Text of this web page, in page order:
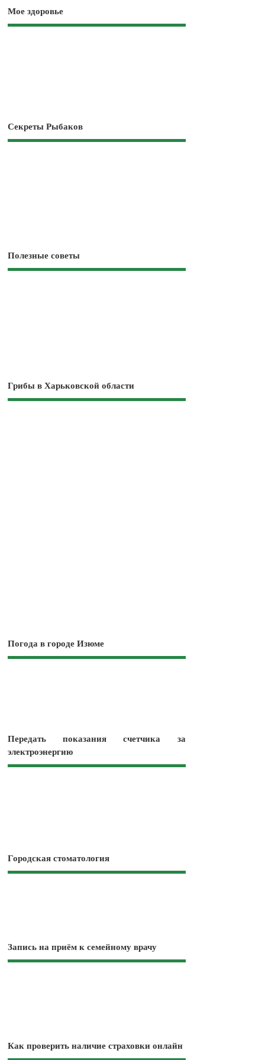
Мое здоровье
Секреты Рыбаков
Полезные советы
Грибы в Харьковской области
Погода в городе Изюме
Передать показания счетчика за
электроэнергию
Городская стоматология
Запись на приём к семейному врачу
Как проверить наличие страховки онлайн